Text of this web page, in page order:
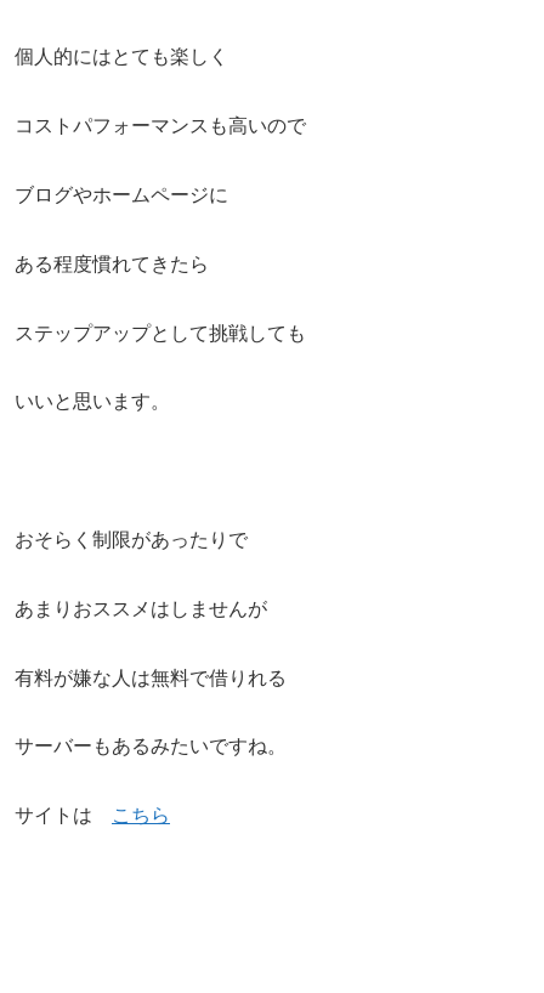
個人的にはとても楽しく
コストパフォーマンスも高いので
ブログやホームページに
ある程度慣れてきたら
ステップアップとして挑戦しても
いいと思います。
おそらく制限があったりで
あまりおススメはしませんが
有料が嫌な人は無料で借りれる
サーバーもあるみたいですね。
サイトは こちら